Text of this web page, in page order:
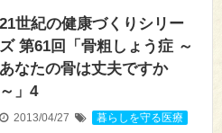
21世紀の健康づくりシリー
ズ 第61回「骨粗しょう症 ～
あなたの骨は丈夫ですか
～」4
2013/04/27 暮らしを守る医療